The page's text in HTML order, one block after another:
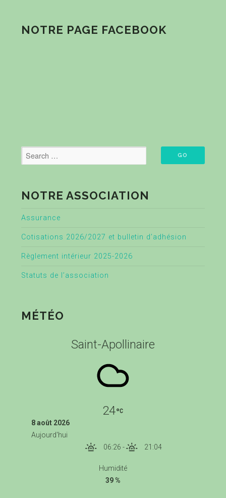
NOTRE PAGE FACEBOOK
NOTRE ASSOCIATION
Assurance
Cotisations 2026/2027 et bulletin d’adhésion
Règlement intérieur 2025-2026
Statuts de l’association
MÉTÉO
Saint-Apollinaire
24
8 août 2026
Aujourd'hui
06:26 - 21:04
Humidité
39 %